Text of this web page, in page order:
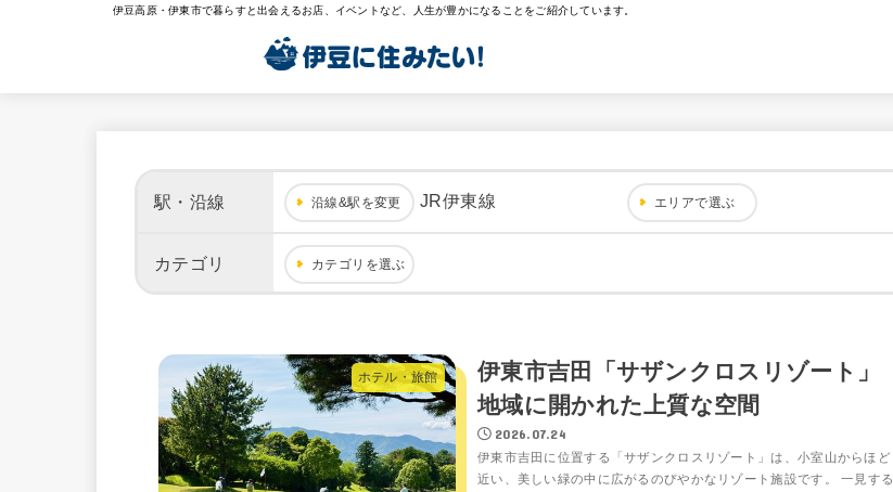
伊豆高原・伊東市で暮らすと出会えるお店、イベントなど、人生が豊かになることをご紹介しています。
駅・沿線 沿線&駅を変更 JR伊東線 エリアで選ぶ
カテゴリ カテゴリを選ぶ
ホテル・旅館
伊東市吉田「サザンクロスリゾート」
地域に開かれた上質な空間
2026.07.24
伊東市吉田に位置する「サザンクロスリゾート」は、小室山からほど
近い、美しい緑の中に広がるのびやかなリゾート施設です。 一見する